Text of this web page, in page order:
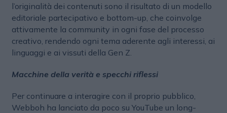
l’originalità dei contenuti sono il risultato di un modello
editoriale partecipativo e bottom-up, che coinvolge
attivamente la community in ogni fase del processo
creativo, rendendo ogni tema aderente agli interessi, ai
linguaggi e ai vissuti della Gen Z.
Macchine della verità e specchi riflessi
Per continuare a interagire con il proprio pubblico,
Webboh ha lanciato da poco su YouTube un long-